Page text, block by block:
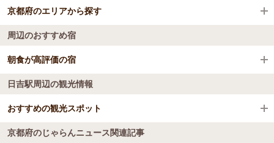
園部駅
千代川駅
下山駅
和知駅
清水寺
伏見稲荷大社
八坂神社
東寺（教王護国寺）
京都府のエリアから探す
京都駅周辺
天橋立・宮津・舞鶴
綾部・福知山
周辺のおすすめ宿
朝食が高評価の宿
料理旅館 山里料理 いそべ
日吉駅周辺の観光情報
おすすめの観光スポット
長源寺（がん封じ寺）
京都府のじゃらんニュース関連記事